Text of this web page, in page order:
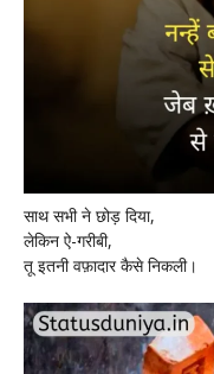
साथ सभी ने छोड़ दिया,
लेकिन ऐ-गरीबी,
तू इतनी वफ़ादार कैसे निकली।